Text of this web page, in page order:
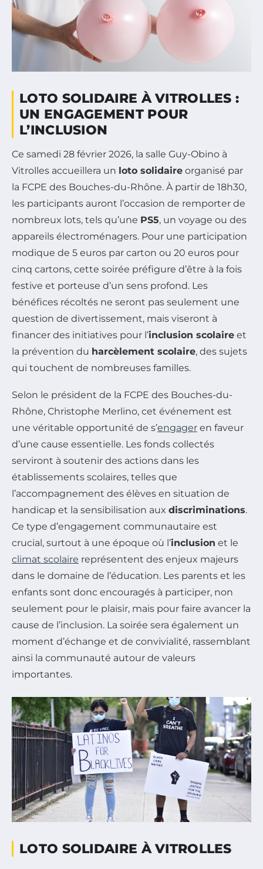
LOTO SOLIDAIRE À VITROLLES :
UN ENGAGEMENT POUR
L’INCLUSION
Ce samedi 28 février 2026, la salle Guy-Obino à
Vitrolles accueillera un loto solidaire organisé par
la FCPE des Bouches-du-Rhône. À partir de 18h30,
les participants auront l’occasion de remporter de
nombreux lots, tels qu’une PS5, un voyage ou des
appareils électroménagers. Pour une participation
modique de 5 euros par carton ou 20 euros pour
cinq cartons, cette soirée préfigure d’être à la fois
festive et porteuse d’un sens profond. Les
bénéfices récoltés ne seront pas seulement une
question de divertissement, mais viseront à
financer des initiatives pour l’inclusion scolaire et
la prévention du harcèlement scolaire, des sujets
qui touchent de nombreuses familles.
Selon le président de la FCPE des Bouches-du-
Rhône, Christophe Merlino, cet événement est
une véritable opportunité de s’engager en faveur
d’une cause essentielle. Les fonds collectés
serviront à soutenir des actions dans les
établissements scolaires, telles que
l’accompagnement des élèves en situation de
handicap et la sensibilisation aux discriminations.
Ce type d’engagement communautaire est
crucial, surtout à une époque où l’inclusion et le
climat scolaire représentent des enjeux majeurs
dans le domaine de l’éducation. Les parents et les
enfants sont donc encouragés à participer, non
seulement pour le plaisir, mais pour faire avancer la
cause de l’inclusion. La soirée sera également un
moment d’échange et de convivialité, rassemblant
ainsi la communauté autour de valeurs
importantes.
LOTO SOLIDAIRE À VITROLLES